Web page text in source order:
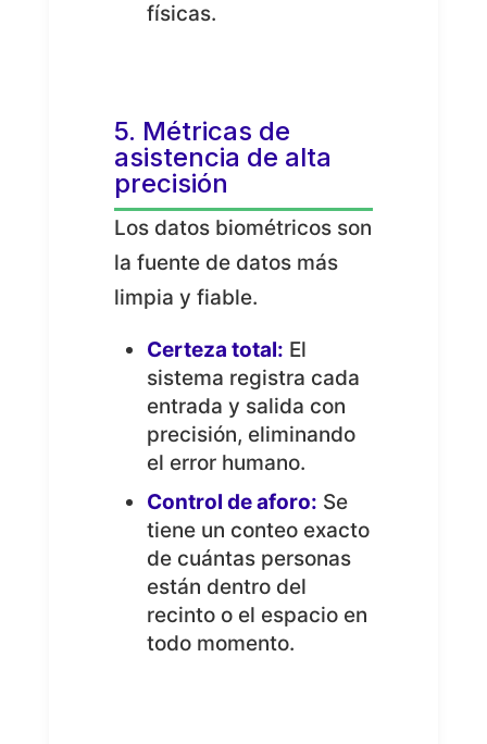
físicas.
5. Métricas de
asistencia de alta
precisión
Los datos biométricos son
la fuente de datos más
limpia y fiable.
Certeza total: El
sistema registra cada
entrada y salida con
precisión, eliminando
el error humano.
Control de aforo: Se
tiene un conteo exacto
de cuántas personas
están dentro del
recinto o el espacio en
todo momento.